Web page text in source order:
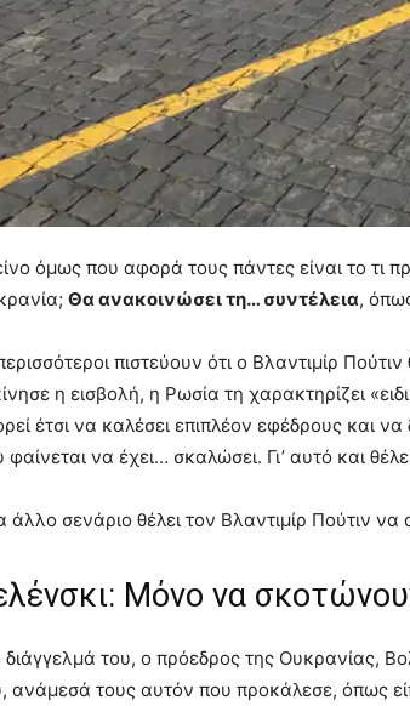
όμως που αφορά τους πάντες είναι το τι
Θα ανακοινώσει τη… συντέλεια,
πιστεύουν ότι ο Βλαντιμίρ
η εισβολή, η Ρωσία τη χαρακτηρίζει
έτσι να καλέσει επιπλέον εφέδρους και
φαίνεται να έχει… σκαλώσει. Γι’ αυτό και
άλλο σενάριο θέλει τον Βλαντιμίρ Πούτιν
Μόνο να
διάγγελμά του, ο πρόεδρος της Ουκρανίας,
ανάμεσά τους αυτόν που προκάλεσε, όπως